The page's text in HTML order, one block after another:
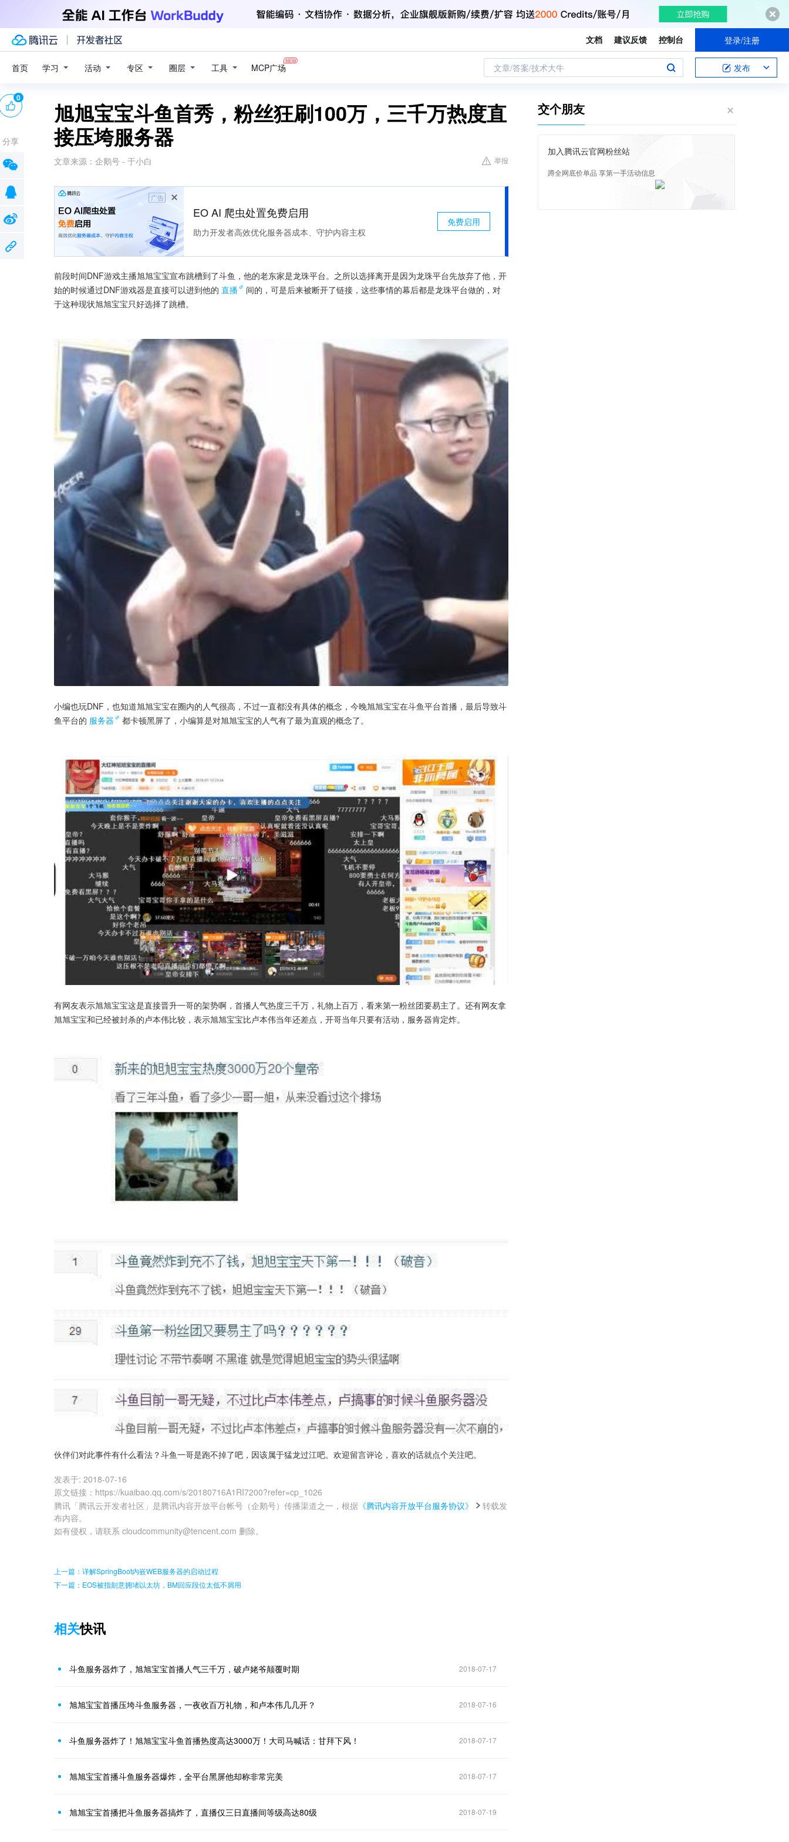
文档 建议反馈 控制台 登录/注册
首页 学习 活动 专区 圈层 工具 MCP广场 文章/答案/技术大牛 发布
旭旭宝宝斗鱼首秀，粉丝狂刷100万，三千万热度直
接压垮服务器
文章来源： 企鹅号 - 于小白 举报
广告
EO AI 爬虫处置免费启用
助力开发者高效优化服务器成本、守护内容主权
免费启用
前段时间DNF游戏主播旭旭宝宝宣布跳槽到了斗鱼，他的老东家是龙珠平台。之所以选择离开是因为龙珠平台先放弃了他，开
始的时候通过DNF游戏器是直接可以进到他的 直播
间的，可是后来被断开了链接，这些事情的幕后都是龙珠平台做的，对
于这种现状旭旭宝宝只好选择了跳槽。
小编也玩DNF，也知道旭旭宝宝在圈内的人气很高，不过一直都没有具体的概念，今晚旭旭宝宝在斗鱼平台首播，最后导致斗
鱼平台的 服务器 都卡顿黑屏了，小编算是对旭旭宝宝的人气有了最为直观的概念了。
有网友表示旭旭宝宝这是直接晋升一哥的架势啊，首播人气热度三千万，礼物上百万，看来第一粉丝团要易主了。还有网友拿
旭旭宝宝和已经被封杀的卢本伟比较，表示旭旭宝宝比卢本伟当年还差点，开哥当年只要有活动，服务器肯定炸。
伙伴们对此事件有什么看法？斗鱼一哥是跑不掉了吧，因该属于猛龙过江吧。欢迎留言评论，喜欢的话就点个关注吧。
发表于: 2018-07-16
原文链接 ： https://kuaibao.qq.com/s/20180716A1RI7200?refer=cp_1026
腾讯「腾讯云开发者社区」是腾讯内容开放平台帐号（企鹅号）传播渠道之一，根据 《腾讯内容开放平台服务协议》
转载发
布内容。
如有侵权，请联系 cloudcommunity@tencent.com 删除。
0
分享
上一篇：详解SpringBoot内嵌WEB服务器的启动过程
下一篇：EOS被指刻意拥堵以太坊，BM回应段位太低不屑用
相关快讯
斗鱼服务器炸了，旭旭宝宝首播人气三千万，破卢姥爷颠覆时期 2018-07-17
旭旭宝宝首播压垮斗鱼服务器，一夜收百万礼物，和卢本伟几几开？ 2018-07-16
斗鱼服务器炸了！旭旭宝宝斗鱼首播热度高达3000万！大司马喊话：甘拜下风！ 2018-07-17
旭旭宝宝首播斗鱼服务器爆炸，全平台黑屏他却称非常完美 2018-07-17
旭旭宝宝首播把斗鱼服务器搞炸了，直播仅三日直播间等级高达80级 2018-07-19
交个朋友
加入腾讯云官网粉丝站
蹲全网底价单品 享第一手活动信息